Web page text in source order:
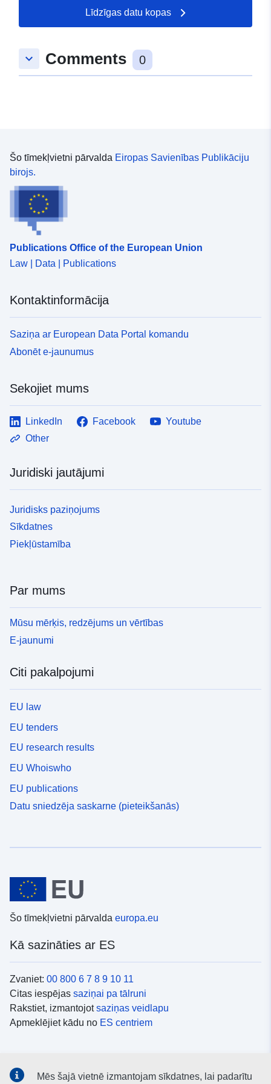
49.7478 ], [ 7.01066,
Tips: Polygon
acdb-0002-f22f-e34f3fa84279
Līdzīgas datu kopas
keyboard_arrow_down Comments 0
Šo tīmekļvietni pārvalda Eiropas Savienības Publikāciju
birojs.
Publications Office of the European Union
Law | Data | Publications
Kontaktinformācija
Saziņa ar European Data Portal komandu
Abonēt e-jaunumus
Sekojiet mums
LinkedIn Facebook
Youtube
Other
Juridiski jautājumi
Juridisks paziņojums
Sīkdatnes
Piekļūstamība
Par mums
Mūsu mērķis, redzējums un vērtības
E-jaunumi
Citi pakalpojumi
EU law
EU tenders
EU research results
EU Whoiswho
EU publications
Datu sniedzēja saskarne (pieteikšanās)
Šo tīmekļvietni pārvalda europa.eu
Kā sazināties ar ES
Zvaniet: 00 800 6 7 8 9 10 11
Citas iespējas saziņai pa tālruni
Rakstiet, izmantojotsaziņas veidlapu
Apmeklējiet kādu no ES centriem
Mēs šajā vietnē izmantojam sīkdatnes, lai padarītu